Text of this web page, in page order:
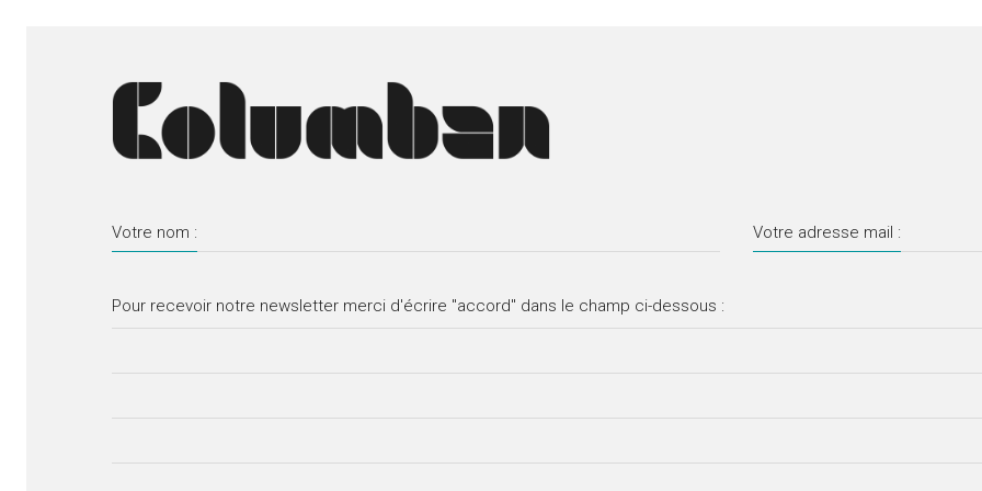
Votre nom : Votre adresse mail :
Pour recevoir notre newsletter merci d'écrire "accord" dans le champ ci-dessous :